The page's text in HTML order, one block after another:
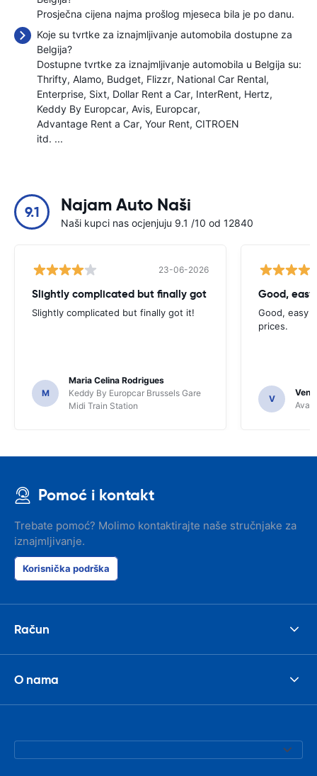
Prosječna cijena najma prošlog mjeseca bila je po danu.
Koje su tvrtke za iznajmljivanje automobila dostupne za
Belgija?
Dostupne tvrtke za iznajmljivanje automobila u Belgija su:
Thrifty Alamo Budget Flizzr National Car Rental
Enterprise Sixt Dollar Rent a Car InterRent Hertz
Keddy By Europcar Avis Europcar
Advantage Rent a Car Your Rent CITROEN
itd. ...
9.1 Najam Auto Naši
Naši kupci nas ocjenjuju 9.1 /10 od 12840
23-06-2026
Slightly complicated but finally got
Slightly complicated but finally got it!
M
Maria Celina Rodrigues
Keddy By Europcar Brussels Gare
Midi Train Station
Good,
Good, easy
prices.
V
Pomoć i kontakt
Trebate pomoć? Molimo kontaktirajte naše stručnjake za
iznajmljivanje.
Korisnička podrška
Račun
O nama